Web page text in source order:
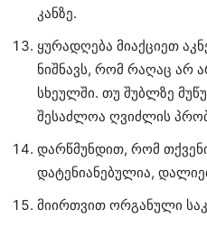
კანზე.
ყურადღება მიაქციეთ
ნიშნავს, რომ რაღაც არ
სხეულში. თუ შუბლზე
შესაძლოა ღვიძლის
დარწმუნდით, რომ
დატენიანებულია,
მიირთვით ორგანული